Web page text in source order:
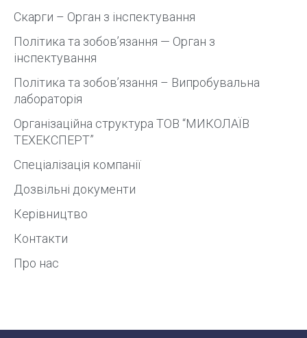
Скарги – Орган з інспектування
Політика та зобов’язання — Орган з
інспектування
Політика та зобов’язання – Випробувальна
лабораторія
Організаційна структура ТОВ “МИКОЛАЇВ
ТЕХЕКСПЕРТ”
Спеціалізація компанії
Дозвільні документи
Керівництво
Контакти
Про нас